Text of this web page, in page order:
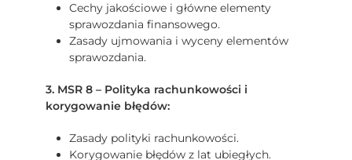
Cechy jakościowe i główne elementy
sprawozdania finansowego.
Zasady ujmowania i wyceny elementów
sprawozdania.
3. MSR 8 – Polityka rachunkowości i
korygowanie błędów:
Zasady polityki rachunkowości.
Korygowanie błędów z lat ubiegłych.